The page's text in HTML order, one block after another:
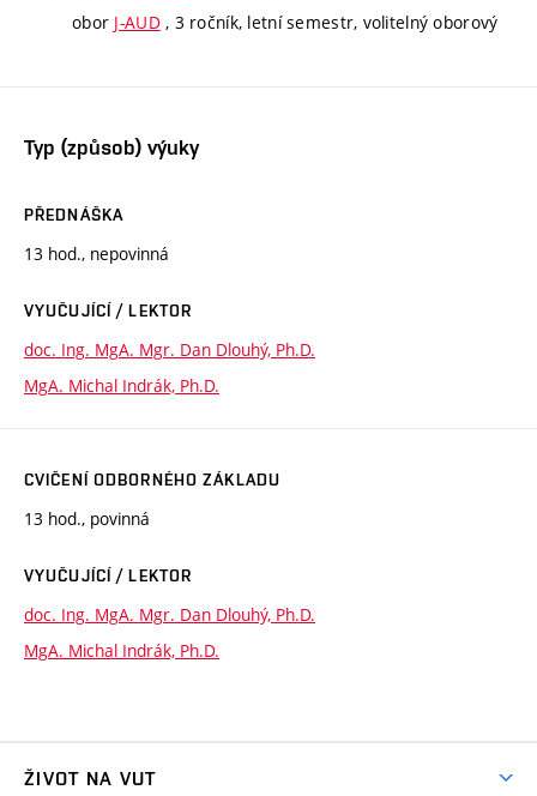
obor J-AUD, 3 ročník, letní semestr, volitelný oborový
Typ (způsob) výuky
PŘEDNÁŠKA
13 hod., nepovinná
VYUČUJÍCÍ / LEKTOR
doc. Ing. MgA. Mgr. Dan Dlouhý, Ph.D.
MgA. Michal Indrák, Ph.D.
CVIČENÍ ODBORNÉHO ZÁKLADU
13 hod., povinná
VYUČUJÍCÍ / LEKTOR
doc. Ing. MgA. Mgr. Dan Dlouhý, Ph.D.
MgA. Michal Indrák, Ph.D.
ŽIVOT NA VUT